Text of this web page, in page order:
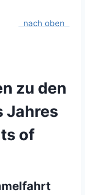
nach oben
zu den
Jahres
of